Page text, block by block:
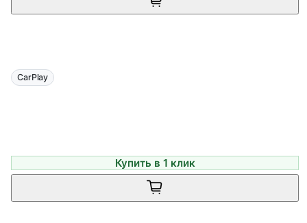
CarPlay
Купить в 1 клик